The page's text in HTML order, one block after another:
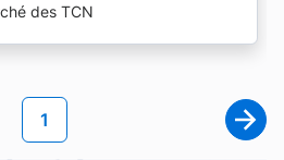
des TCN
Page courante
1